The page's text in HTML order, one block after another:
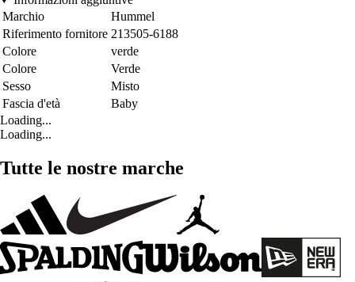
Marchio
Hummel
Riferimento fornitore 213505-6188
Colore
verde
Colore
Verde
Sesso
Misto
Fascia d'età
Baby
Loading...
Loading...
Tutte le nostre marche